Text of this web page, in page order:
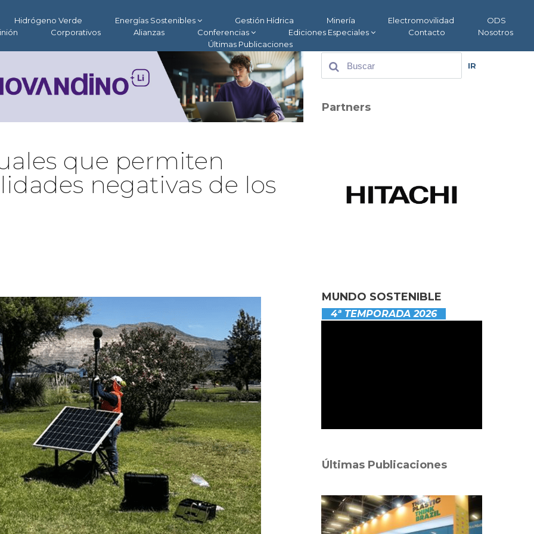
Hidrógeno Verde Energías Sostenibles Gestión Hídrica Minería Electromovilidad
ODS
Corporativos Alianzas Conferencias Ediciones Especiales Contacto
Nosotros
Últimas Publicaciones
que permiten
negativas de los
IR
Partners
MUNDO SOSTENIBLE
4ª TEMPORADA 2026
Últimas Publicaciones